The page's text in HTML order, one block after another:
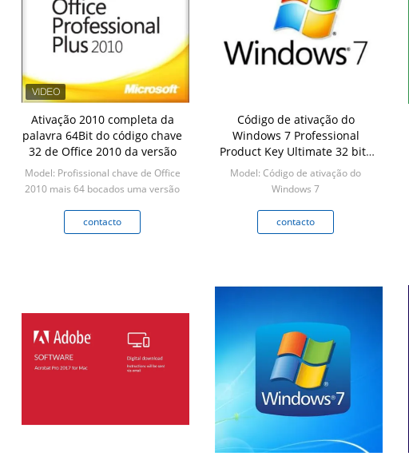
Ativação 2010 completa da
palavra 64Bit do código chave
32 de Office 2010 da versão
Model: Profissional chave de Office
2010 mais 64 bocados uma versão
Min: PCes 1
contacto
Código de ativação do
Windows 7 Professional
Product Key Ultimate 32 bits
64 bits Vida útil
Model: Código de ativação do
Windows 7
contacto